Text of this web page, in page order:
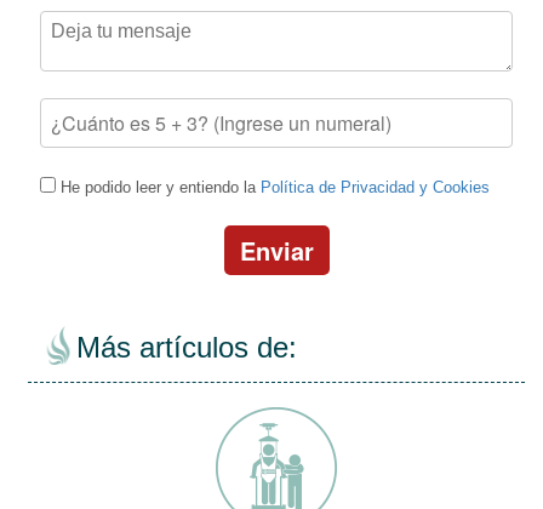
He podido leer y entiendo la Política de Privacidad y Cookies
Enviar
Más artículos de: